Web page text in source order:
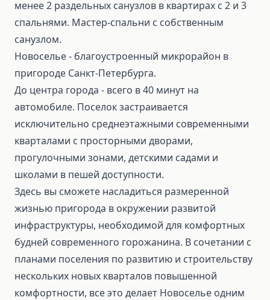
менее 2 раздельных санузлов в квартирах с 2 и 3
спальнями. Мастер-спальни с собственным
санузлом.
Новоселье - благоустроенный микрорайон в
пригороде Санкт-Петербурга.
До центра города - всего в 40 минут на
автомобиле. Поселок застраивается
исключительно среднеэтажными современными
кварталами с просторными дворами,
прогулочными зонами, детскими садами и
школами в пешей доступности.
Здесь вы сможете насладиться размеренной
жизнью пригорода в окружении развитой
инфраструктуры, необходимой для комфортных
будней современного горожанина. В сочетании с
планами поселения по развитию и строительству
нескольких новых кварталов повышенной
комфортности, все это делает Новоселье одним